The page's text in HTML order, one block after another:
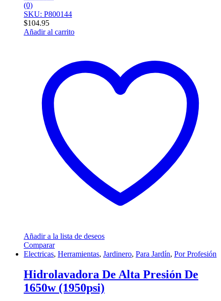
(0)
SKU: P800144
$104.95
Añadir al carrito
Añadir a la lista de deseos
Comparar
Electricas, Herramientas, Jardinero, Para Jardín, Por Profesión
Hidrolavadora De Alta Presión De
1650w (1950psi)